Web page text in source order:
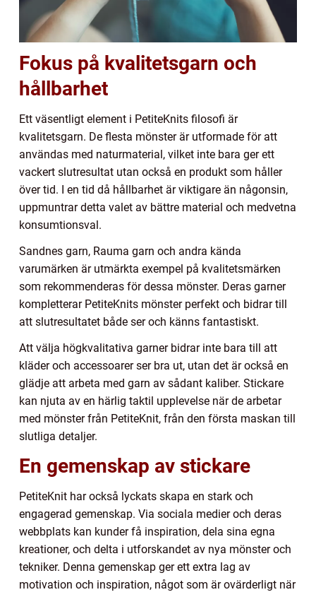
Fokus på kvalitetsgarn och
hållbarhet
Ett väsentligt element i PetiteKnits filosofi är
kvalitetsgarn. De flesta mönster är utformade för att
användas med naturmaterial, vilket inte bara ger ett
vackert slutresultat utan också en produkt som håller
över tid. I en tid då hållbarhet är viktigare än någonsin,
uppmuntrar detta valet av bättre material och medvetna
konsumtionsval.
Sandnes garn, Rauma garn och andra kända
varumärken är utmärkta exempel på kvalitetsmärken
som rekommenderas för dessa mönster. Deras garner
kompletterar PetiteKnits mönster perfekt och bidrar till
att slutresultatet både ser och känns fantastiskt.
Att välja högkvalitativa garner bidrar inte bara till att
kläder och accessoarer ser bra ut, utan det är också en
glädje att arbeta med garn av sådant kaliber. Stickare
kan njuta av en härlig taktil upplevelse när de arbetar
med mönster från PetiteKnit, från den första maskan till
slutliga detaljer.
En gemenskap av stickare
PetiteKnit har också lyckats skapa en stark och
engagerad gemenskap. Via sociala medier och deras
webbplats kan kunder få inspiration, dela sina egna
kreationer, och delta i utforskandet av nya mönster och
tekniker. Denna gemenskap ger ett extra lag av
motivation och inspiration, något som är ovärderligt när